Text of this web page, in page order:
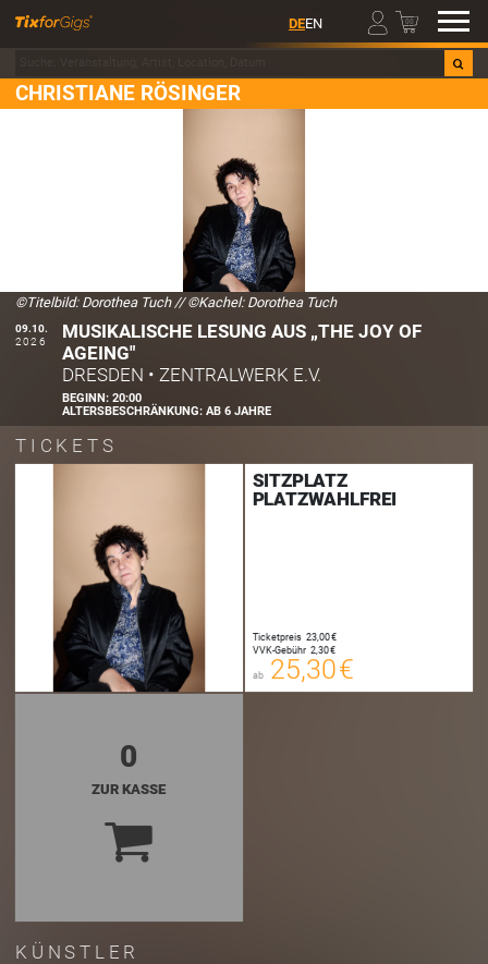
DEEN 00
CHRISTIANE RÖSINGER
©Titelbild: Dorothea Tuch // ©Kachel: Dorothea Tuch
09.10.
2026
MUSIKALISCHE LESUNG AUS „THE JOY OF
AGEING"
DRESDEN • ZENTRALWERK E.V.
BEGINN:20:00
ALTERSBESCHRÄNKUNG:AB 6 JAHRE
TICKETS
SITZPLATZ
PLATZWAHLFREI
Ticketpreis 23,00 €
VVK-Gebühr 2,30 €
ab 25,30 €
00
0
ZUR KASSE
KÜNSTLER